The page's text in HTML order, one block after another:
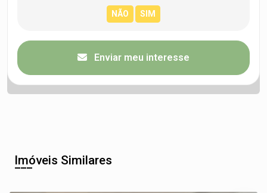
Enviar meu interesse
Imóveis Similares